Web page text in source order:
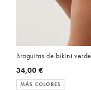
Braguitas de bikini
34,00 €
MÁS COLORES